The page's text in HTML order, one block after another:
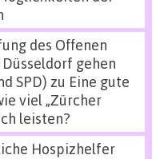
des Offenen
gehen
SPD) zu Eine gute
viel „Zürcher
leisten?
Hospizhelfer